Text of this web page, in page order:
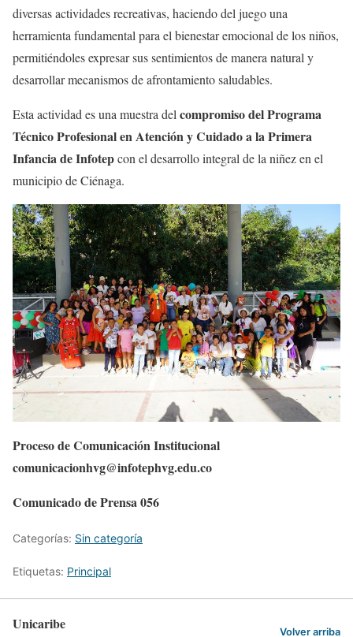
diversas actividades recreativas, haciendo del juego una
herramienta fundamental para el bienestar emocional de los niños,
permitiéndoles expresar sus sentimientos de manera natural y
desarrollar mecanismos de afrontamiento saludables.
Esta actividad es una muestra del compromiso del Programa
Técnico Profesional en Atención y Cuidado a la Primera
Infancia de Infotepcon el desarrollo integral de la niñez en el
municipio de Ciénaga.
Proceso de Comunicación Institucional
comunicacionhvg@infotephvg.edu.co
Comunicado de Prensa 056
Categorías: Sin categoría
Etiquetas: Principal
Unicaribe Volver arriba